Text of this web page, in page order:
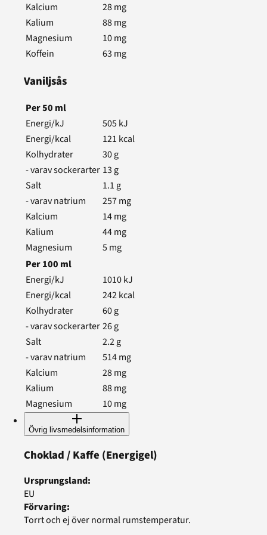
Kalcium
28mg
Kalium
88mg
Magnesium
10mg
Koffein
63 mg
Vaniljsås
Per50 ml
Energi/kJ
505kJ
Energi/kcal
121 kcal
Kolhydrater
30g
- varav sockerarter 13g
Salt
1.1g
- varav natrium
257mg
Kalcium
14mg
Kalium
44mg
Magnesium
5mg
Per100 ml
Energi/kJ
1010kJ
Energi/kcal
242kcal
Kolhydrater
60g
- varav sockerarter26g
Salt
2.2g
- varav natrium
514mg
Kalcium
28mg
Kalium
88mg
Magnesium
10mg
Övrig livsmedelsinformation
Choklad / Kaffe (Energigel)
Ursprungsland:
EU
Förvaring:
Torrt och ej över normal rumstemperatur.